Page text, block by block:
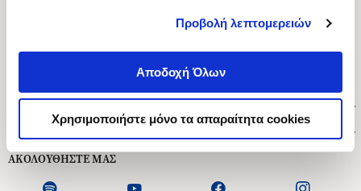
Προβολή λεπτομερειών
Αποδοχή Όλων
Χρησιμοποιήστε μόνο τα απαραίτητα cookies
Ασκληπιού 1-3, Αθήνα 106 79
Δευτέρα - Παρασκευή 09:00-21:00
Εξυπηρέτηση Πελατών
ΑΚΟΛΟΥΘΗΣΤΕ ΜΑΣ